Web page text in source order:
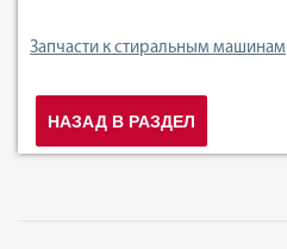
Запчасти к стиральным машинам
НАЗАД В РАЗДЕЛ